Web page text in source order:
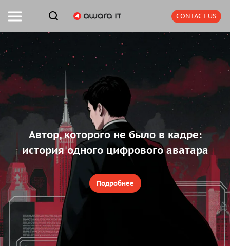
CONTACT US
Автор, которого не было в кадре:
история одного цифрового аватара
Подробнее